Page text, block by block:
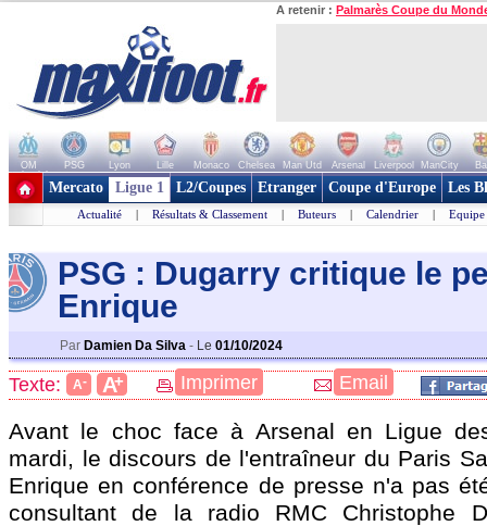
A retenir : Palmarès Coupe du
OM PSG Lyon Lille Monaco Chelsea Man Utd Arsenal Liverpool ManCity
+ de clubs
Mercato Ligue 1 L2/Coupes Etranger Coupe d'Europe Les
Actualité | Résultats & Classement | Buteurs | Calendrier | Equipe
PSG : Dugarry critique le
Enrique
Par Damien Da Silva - Le 01/10/2024
Texte: A- A+ Imprimer Email
Avant le choc face à Arsenal en Ligue
mardi, le discours de l'entraîneur du Paris
Enrique en conférence de presse n'a pas
consultant de la radio RMC Christophe